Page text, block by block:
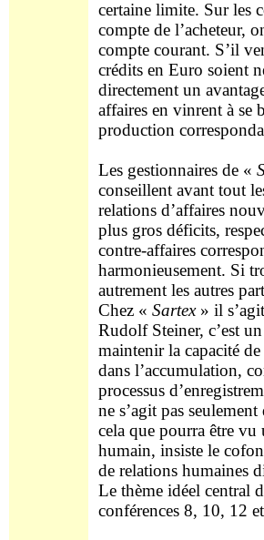
certaine limite. Sur les
compte de l’acheteur,
compte courant. S’il
crédits en Euro soient
directement un
affaires en vinrent à se
production
Les gestionnaires de «
conseillent avant tout
relations d’affaires
plus gros déficits,
contre-affaires
harmonieusement. Si
autrement les autres
Chez « Sartex» il
Rudolf Steiner, c’est
maintenir la capacité
dans l’accumulation,
processus
ne s’agit pas
cela que pourra être
humain, insiste le
de relations humaines
Le thème idéel central
conférences 8, 10, 12